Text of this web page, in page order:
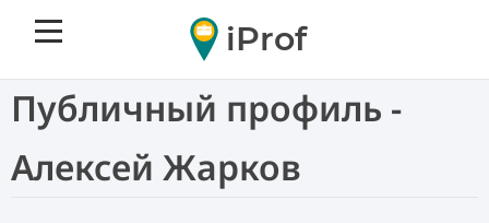
iProf
Публичный профиль -
Алексей Жарков